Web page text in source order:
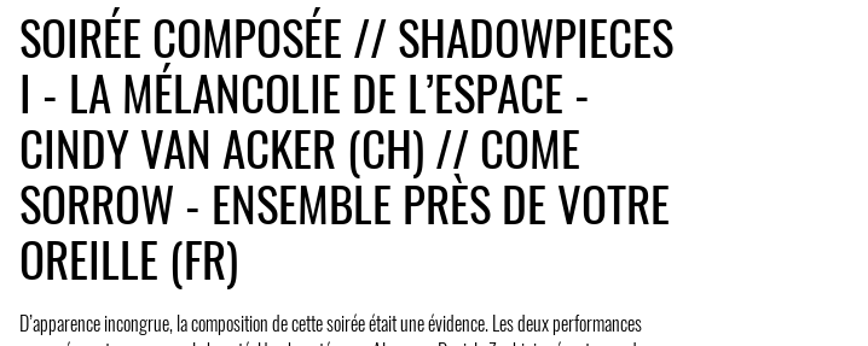
SOIRÉE COMPOSÉE // SHADOWPIECES
I - LA MÉLANCOLIE DE L’ESPACE -
CINDY VAN ACKER (CH) // COME
SORROW - ENSEMBLE PRÈS DE VOTRE
OREILLE (FR)
D’apparence incongrue, la composition de cette soirée était une évidence. Les deux performances